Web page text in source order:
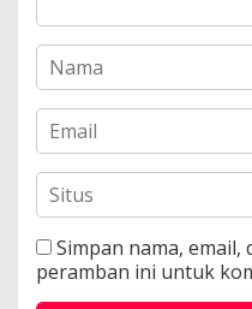
Simpan nama, email,
peramban ini untuk